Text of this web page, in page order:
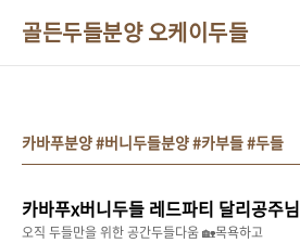
골든두들분양 오케이두들
카바푸분양 #버니두들분양 #카부들 #두들
카바푸x버니두들 레드파티 달리공주님
오직 두들만을 위한 공간두들다움 🏡목욕하고